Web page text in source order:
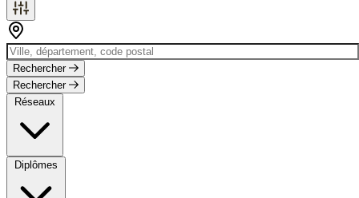
Rechercher
Rechercher
Réseaux
Diplômes